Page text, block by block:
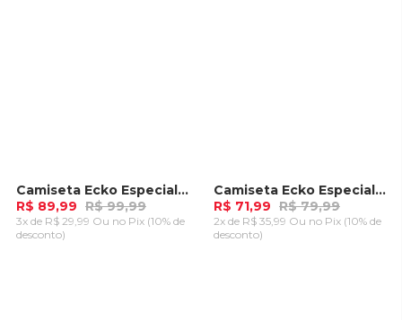
-10%Camiseta Ecko Especial Preta
R$ 89,99 R$ 99,99
3x de R$ 29,99 Ou no Pix (10% de
desconto)
-10%Camiseta Ecko Especial Azul Marinho
R$ 71,99 R$ 79,99
2x de R$ 35,99 Ou no Pix (10% de
desconto)